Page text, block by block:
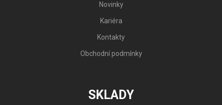
Novinky
Kariéra
Kontakty
Obchodní podmínky
SKLADY